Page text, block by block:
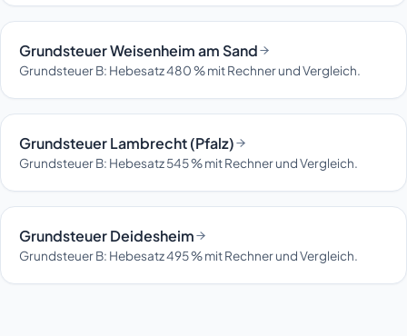
Grundsteuer Weisenheim am Sand
Grundsteuer B: Hebesatz 480 % mit Rechner und Vergleich.
Grundsteuer Lambrecht (Pfalz)
Grundsteuer B: Hebesatz 545 % mit Rechner und Vergleich.
Grundsteuer Deidesheim
Grundsteuer B: Hebesatz 495 % mit Rechner und Vergleich.